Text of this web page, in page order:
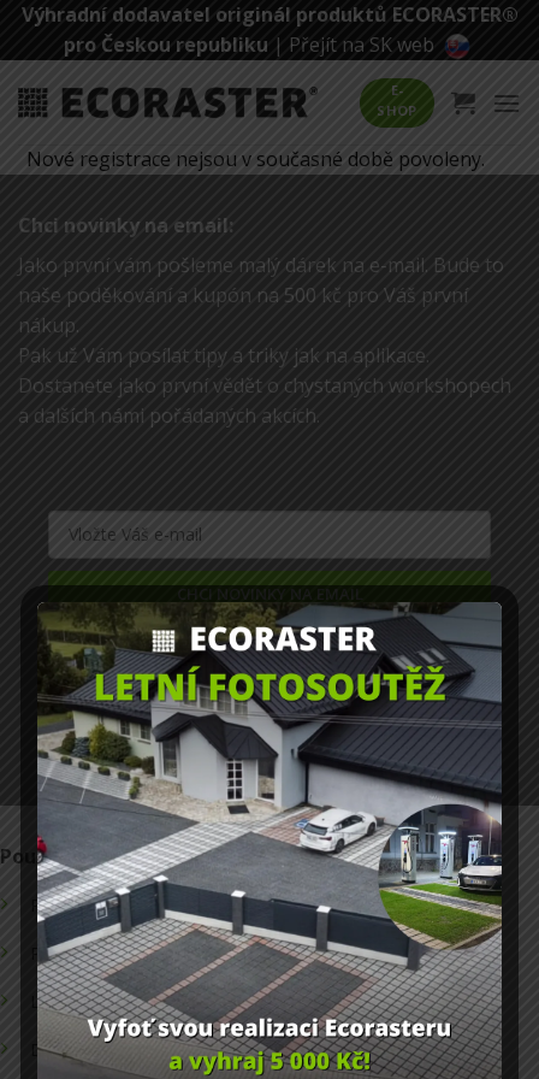
Přeskočit
Výhradní dodavatel originál produktů ECORASTER®
pro Českou republiku | Přejít na SK web
E-
SHOP
Nové registrace nejsou v současné době povoleny.
Chci novinky na email:
Jako první vám pošleme malý dárek na e-mail. Bude to
naše poděkování a kupón na 500 kč pro Váš první
nákup.
Pak už Vám posílat tipy a triky jak na aplikace.
Dostanete jako první vědět o chystaných workshopech
a dalších námi pořádaných akcích.
Zásady zpracování osobních údajů
Použití
Parkoviště
Příjezdové cesty
Logistické plochy
Dům a zahrada
Informace
Obchodní podmínky
Ochrana osobních údajů
Doprava
Inspirace